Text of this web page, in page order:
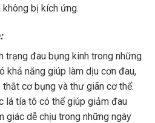
bị kích ứng.
trạng đau bụng kinh trong những
khả năng giúp làm dịu cơn đau,
cơ bụng và thư giãn cơ thể.
lá tía tô có thể giúp giảm đau
giác dễ chịu trong những ngày